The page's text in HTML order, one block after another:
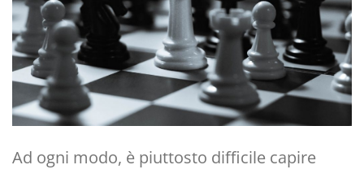
Ad ogni modo, è piuttosto difficile capire